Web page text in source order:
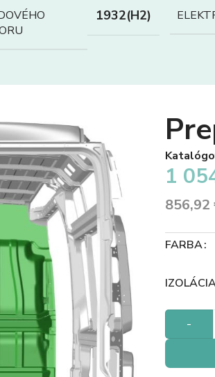
1932(H2)
1
856,92
FARBA
-